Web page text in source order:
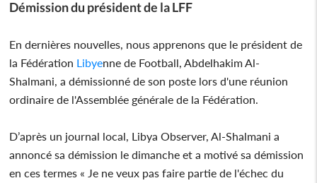
Démission du président de la LFF
En dernières nouvelles, nous apprenons que le président de
la Fédération Libyenne de Football, Abdelhakim Al-
Shalmani, a démissionné de son poste lors d'une réunion
ordinaire de l'Assemblée générale de la Fédération.
D’après un journal local, Libya Observer, Al-Shalmani a
annoncé sa démission le dimanche et a motivé sa démission
en ces termes « Je ne veux pas faire partie de l'échec du